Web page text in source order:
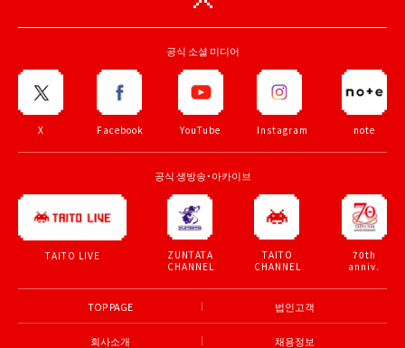
공식 소셜 미디어
X Facebook YouTube Instagram note
공식 생방송・아카이브
TAITO LIVE
ZUNTATA
CHANNEL
TAITO
CHANNEL
70th
anniv.
TOP PAGE 법인고객
회사소개 채용정보